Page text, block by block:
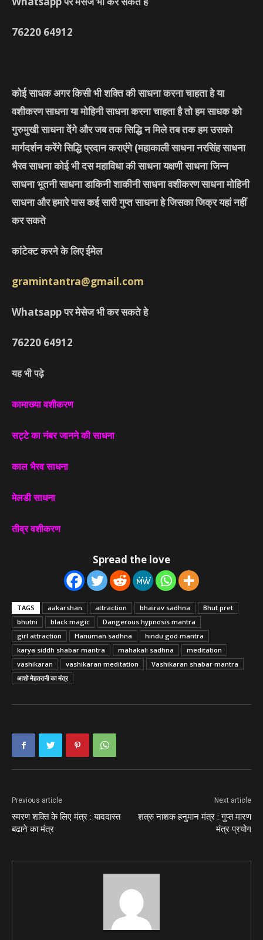
76220 64912
कोई साधक अगर किसी भी शक्ति की साधना करना चाहता हे या
वशीकरण साधना या मोहिनी साधना करना चाहता है तो हम साधक को
गुरुमुखी साधना देंगे और जब तक सिद्धि न मिले तब तक हम उसको
मार्गदर्शन करेंगे सिद्धि प्रदान कराएंगे (महाकाली साधना नरसिंह साधना
भैरव साधना कोई भी दस महाविधा की साधना यक्षणी साधना जिन्न
साधना भूतनी साधना डाकिनी शाकीनी साधना वशीकरण साधना मोहिनी
साधना और हमारे पास कई सारी गुप्त साधना हे जिसका जिक्र यहां नहीं
कर सकते
कांटेक्ट करने के लिए ईमेल
gramintantra@gmail.com
Whatsapp पर मेसेज भी कर सकते हे
76220 64912
यह भी पढ़े
कामाख्या वशीकरण
सट्टे का नंबर जानने की साधना
काल भैरव साधना
मेलडी साधना
तीव्र वशीकरण
Spread the love
TAGS aakarshan attraction bhairav sadhna
Bhut pret
bhutni
black magic
Dangerous hypnosis mantra
girl attraction
Hanuman sadhna
hindu god mantra
karya siddh shabar mantra
mahakali sadhna
meditation
vashikaran
vashikaran meditation
Vashikaran shabar mantra
आशो मेहतरानी का मंत्र
Previous article
स्मरण शक्ति के लिए मंत्र : याददास्त
बढाने का मंत्र
Next article
शत्रु नाशक हनुमान मंत्र : गुप्त मारण
मंत्र प्रयोग